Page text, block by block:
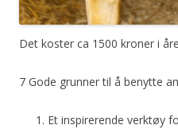
Det koster ca 1500 kroner i
7 Gode grunner til å benytte
Et inspirerende verktøy